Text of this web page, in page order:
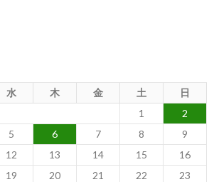
水 木 金 土
日
1
2
5 6 7 8
9
12 13 14 15
16
19 20 21 22
23